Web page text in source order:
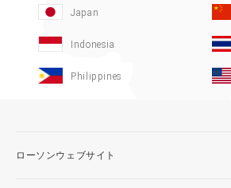
Japan
Indonesia
Philippines
ローソンウェブサイト